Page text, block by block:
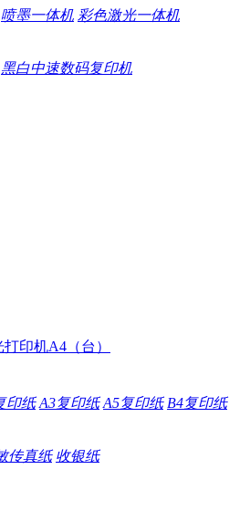
喷墨一体机 彩色激光一体机
黑白中速数码复印机
印纸 A3复印纸 A5复印纸 B4复印纸
传真纸 收银纸